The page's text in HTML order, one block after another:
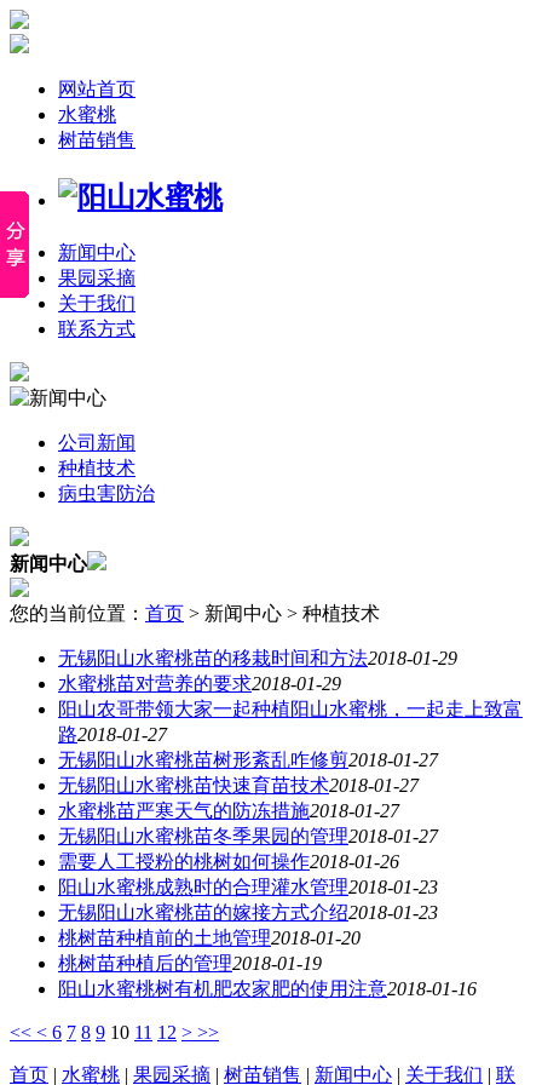
网站首页
水蜜桃
树苗销售
新闻中心
果园采摘
关于我们
联系方式
公司新闻
种植技术
病虫害防治
新闻中心
您的当前位置： 首页 > 新闻中心 > 种植技术
无锡阳山水蜜桃苗的移栽时间和方法2018-01-29
水蜜桃苗对营养的要求2018-01-29
阳山农哥带领大家一起种植阳山水蜜桃，一起走上致富
路2018-01-27
无锡阳山水蜜桃苗树形紊乱咋修剪2018-01-27
无锡阳山水蜜桃苗快速育苗技术2018-01-27
水蜜桃苗严寒天气的防冻措施2018-01-27
无锡阳山水蜜桃苗冬季果园的管理2018-01-27
需要人工授粉的桃树如何操作2018-01-26
阳山水蜜桃成熟时的合理灌水管理2018-01-23
无锡阳山水蜜桃苗的嫁接方式介绍2018-01-23
桃树苗种植前的土地管理2018-01-20
桃树苗种植后的管理2018-01-19
阳山水蜜桃树有机肥农家肥的使用注意2018-01-16
<< < 6 7 8 9 10 11 12 > >>
首页 | 水蜜桃 | 果园采摘 | 树苗销售 | 新闻中心 | 关于我们 | 联